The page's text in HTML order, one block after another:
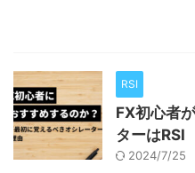
RSI
FX初心者
ターはRSI
2024/7/25